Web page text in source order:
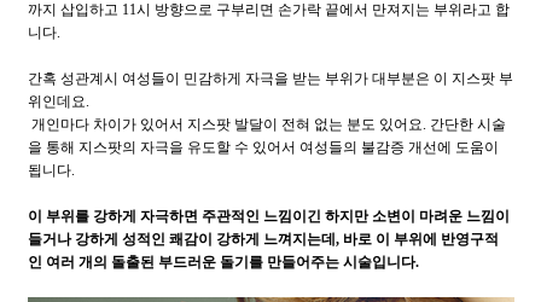
까지 삽입하고 11시 방향으로 구부리면 손가락 끝에서 만져지는 부위라고 합
니다.
간혹 성관계시 여성들이 민감하게 자극을 받는 부위가 대부분은 이 지스팟 부
위인데요.
개인마다 차이가 있어서 지스팟 발달이 전혀 없는 분도 있어요. 간단한 시술
을 통해 지스팟의 자극을 유도할 수 있어서 여성들의 불감증 개선에 도움이
됩니다.
이 부위를 강하게 자극하면 주관적인 느낌이긴 하지만 소변이 마려운 느낌이
들거나 강하게 성적인 쾌감이 강하게 느껴지는데, 바로 이 부위에 반영구적
인 여러 개의 돌출된 부드러운 돌기를 만들어주는 시술입니다.